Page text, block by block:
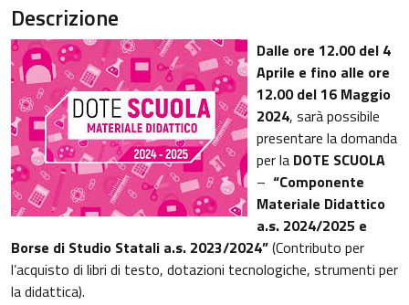
Descrizione
Dalle ore 12.00 del 4
Aprile e fino alle ore
12.00 del 16 Maggio
2024, sarà possibile
presentare la domanda
per la DOTE SCUOLA
– “Componente
Materiale Didattico
a.s. 2024/2025 e
Borse di Studio Statali a.s. 2023/2024”(Contributo per
l’acquisto di libri di testo, dotazioni tecnologiche, strumenti per
la didattica).